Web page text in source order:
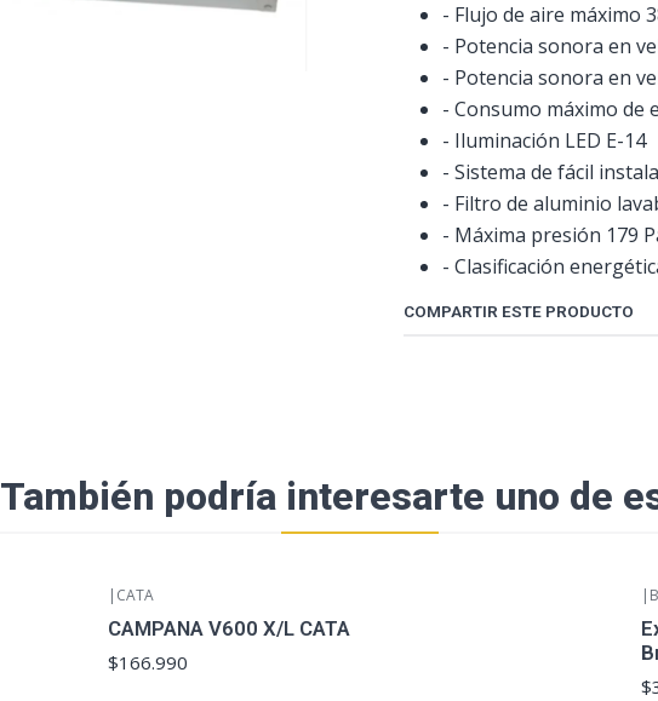
- Flujo de aire máximo
- Potencia sonora en
- Potencia sonora en
- Consumo máximo de
- Iluminación LED E-14
- Sistema de fácil
- Filtro de aluminio
- Máxima presión 179
- Clasificación
COMPARTIR ESTE PRODUCTO
También podría interesarte uno de
| CATA
CAMPANA V600 X/L CATA
$166.990
|